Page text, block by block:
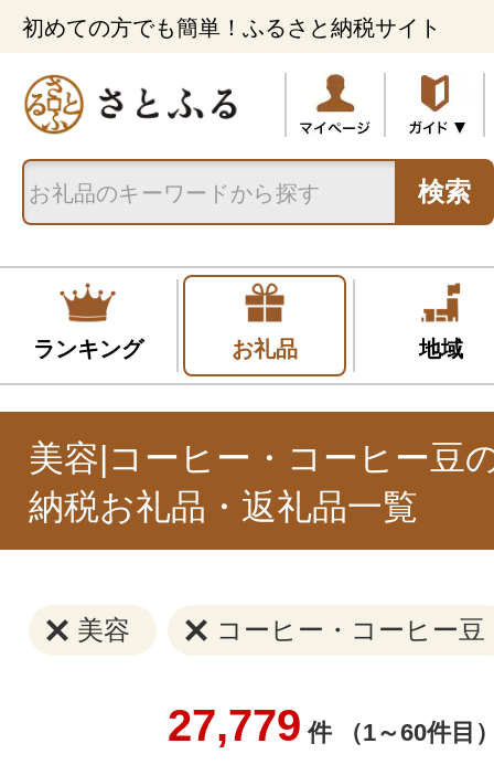
初めての方でも簡単！ふるさと納税サイト
検索
ランキング お礼品 地域
美容|コーヒー・コーヒー豆
納税お礼品・返礼品一覧
美容 コーヒー・コーヒー豆
27,779 件 （1～60件目